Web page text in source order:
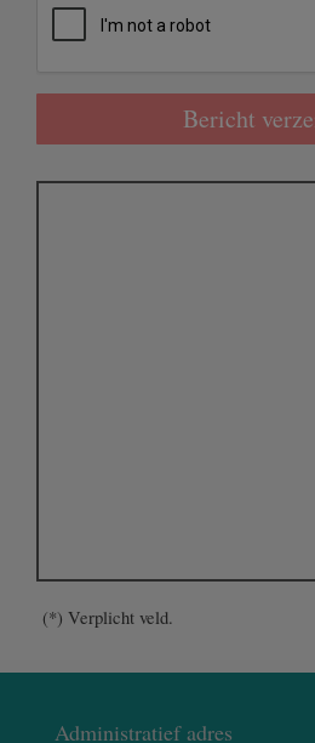
Bericht
(*) Verplicht veld.
Administratief adres